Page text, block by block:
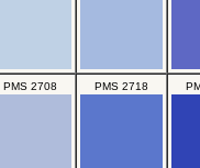
PMS 2708 PMS 2718